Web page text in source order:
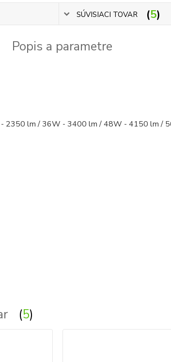
SÚVISIACI TOVAR 5
Popis a parametre
lm / 36W - 3400 lm / 48W - 4150 lm /
5